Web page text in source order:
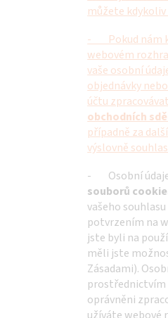
můžete
- Pokud nám
webovém
vaše osobní
objednávky
účtu
obchodních
případně za
výslovně
- Osobní údaje
souborů
vašeho
potvrzením na
jste byli na
měli jste
Zásadami).
prostřednictvím
oprávněni